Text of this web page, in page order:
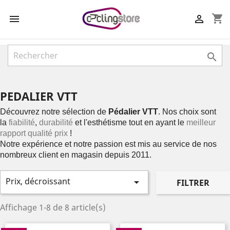
 shopping_cart


PEDALIER VTT
Découvrez notre sélection de Pédalier VTT. Nos choix sont
la fiabilité, durabilité et l'esthétisme tout en ayant le meilleur
rapport qualité prix !
Notre expérience et notre passion est mis au service de nos
nombreux client en magasin depuis 2011.
Prix, décroissant  FILTRER
Affichage 1-8 de 8 article(s)